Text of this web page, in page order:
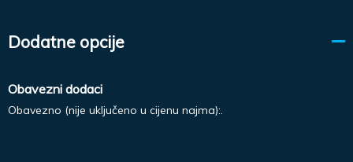
Dodatne opcije
Obavezni dodaci
Obavezno (nije uključeno u cijenu najma):.